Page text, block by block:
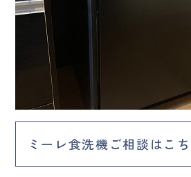
ミーレ食洗機ご相談はこ